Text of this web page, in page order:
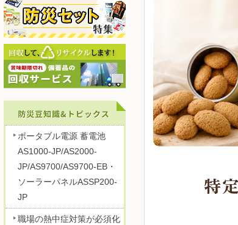
特
ポータブル電源 蓄電池
AS1000-JP/AS2000-
JP/AS9700/AS9700-EB・
ソーラーパネルASSP200-
JP
職場の熱中症対策が必須化